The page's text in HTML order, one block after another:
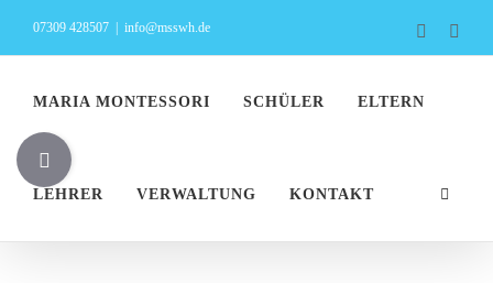
Inhalt
07309 428507 info@msswh.de Facebook
MARIA MONTESSORI SCHÜLER ELTERN
LEHRER VERWALTUNG KONTAKT
Toggle
Sliding